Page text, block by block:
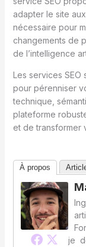
adapter le site
nécessaire pour
changements de
de l’intelligence
Les services
pour pérenniser
technique,
plateforme
et de transformer
À propos
je